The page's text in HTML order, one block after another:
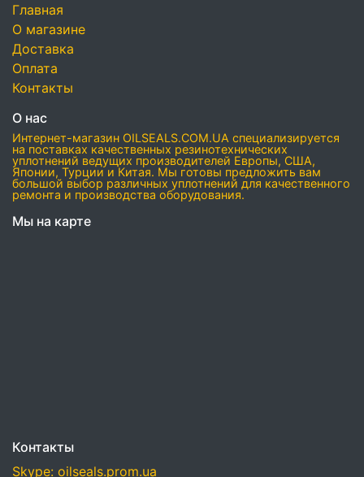
Главная
О магазине
Доставка
Оплата
Контакты
О нас
Интернет-магазин OILSEALS.COM.UA специализируется
на поставках качественных резинотехнических
уплотнений ведущих производителей Европы, США,
Японии, Турции и Китая. Мы готовы предложить вам
большой выбор различных уплотнений для качественного
ремонта и производства оборудования.
Мы на карте
Контакты
Skype: oilseals.prom.ua